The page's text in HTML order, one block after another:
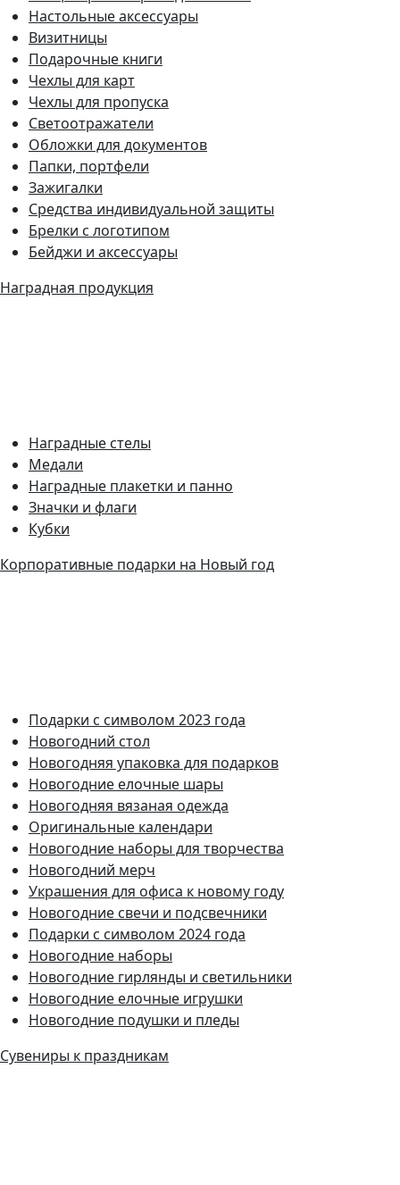
Настольные аксессуары
Визитницы
Подарочные книги
Чехлы для карт
Чехлы для пропуска
Светоотражатели
Обложки для документов
Папки, портфели
Зажигалки
Средства индивидуальной защиты
Брелки с логотипом
Бейджи и аксессуары
Наградная продукция
Наградные стелы
Медали
Наградные плакетки и панно
Значки и флаги
Кубки
Корпоративные подарки на Новый год
Подарки с символом 2023 года
Новогодний стол
Новогодняя упаковка для подарков
Новогодние елочные шары
Новогодняя вязаная одежда
Оригинальные календари
Новогодние наборы для творчества
Новогодний мерч
Украшения для офиса к новому году
Новогодние свечи и подсвечники
Подарки с символом 2024 года
Новогодние наборы
Новогодние гирлянды и светильники
Новогодние елочные игрушки
Новогодние подушки и пледы
Сувениры к праздникам